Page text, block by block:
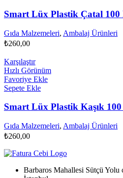
Smart Lüx Plastik Çatal 100
Gıda Malzemeleri, Ambalaj Ürünleri
₺260,00
Karşılaştır
Hızlı Görünüm
Favoriye Ekle
Sepete Ekle
Smart Lüx Plastik Kaşık
Gıda Malzemeleri, Ambalaj Ürünleri
₺260,00
Barbaros Mahallesi Sütçü